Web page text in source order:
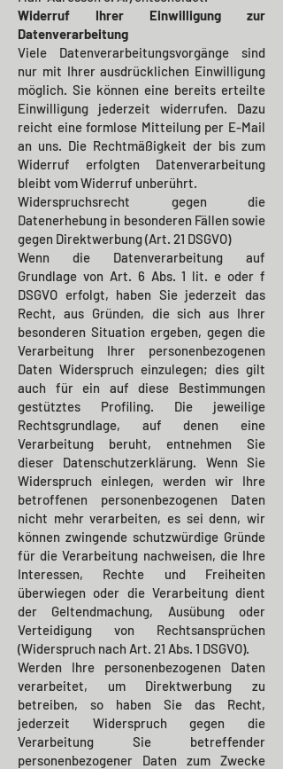
Widerruf Ihrer Einwilligung zur
Datenverarbeitung
Viele Datenverarbeitungsvorgänge sind
nur mit Ihrer ausdrücklichen Einwilligung
möglich. Sie können eine bereits erteilte
Einwilligung jederzeit widerrufen. Dazu
reicht eine formlose Mitteilung per E-Mail
an uns. Die Rechtmäßigkeit der bis zum
Widerruf erfolgten Datenverarbeitung
bleibt vom Widerruf unberührt.
Widerspruchsrecht gegen die
Datenerhebung in besonderen Fällen sowie
gegen Direktwerbung (Art. 21 DSGVO)
Wenn die Datenverarbeitung auf
Grundlage von Art. 6 Abs. 1 lit. e oder f
DSGVO erfolgt, haben Sie jederzeit das
Recht, aus Gründen, die sich aus Ihrer
besonderen Situation ergeben, gegen die
Verarbeitung Ihrer personenbezogenen
Daten Widerspruch einzulegen; dies gilt
auch für ein auf diese Bestimmungen
gestütztes Profiling. Die jeweilige
Rechtsgrundlage, auf denen eine
Verarbeitung beruht, entnehmen Sie
dieser Datenschutzerklärung. Wenn Sie
Widerspruch einlegen, werden wir Ihre
betroffenen personenbezogenen Daten
nicht mehr verarbeiten, es sei denn, wir
können zwingende schutzwürdige Gründe
für die Verarbeitung nachweisen, die Ihre
Interessen, Rechte und Freiheiten
überwiegen oder die Verarbeitung dient
der Geltendmachung, Ausübung oder
Verteidigung von Rechtsansprüchen
(Widerspruch nach Art. 21 Abs. 1 DSGVO).
Werden Ihre personenbezogenen Daten
verarbeitet, um Direktwerbung zu
betreiben, so haben Sie das Recht,
jederzeit Widerspruch gegen die
Verarbeitung Sie betreffender
personenbezogener Daten zum Zwecke